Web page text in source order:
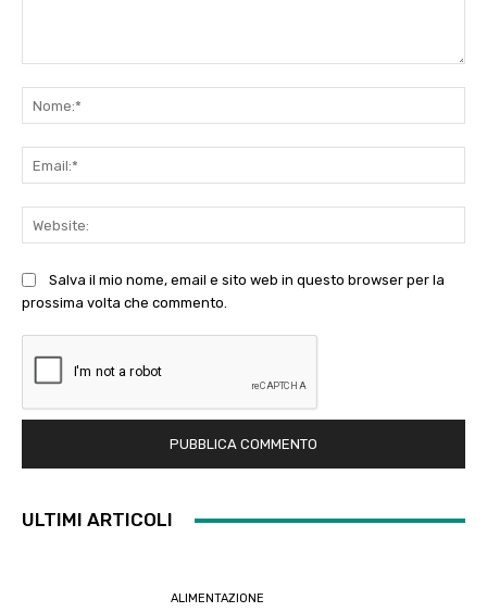
Salva il mio nome, email e sito web in questo browser per la
prossima volta che commento.
ULTIMI ARTICOLI
ALIMENTAZIONE